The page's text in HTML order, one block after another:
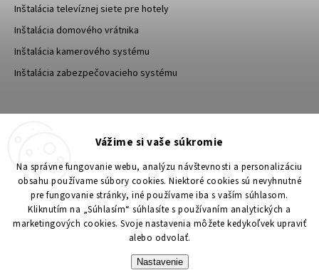
Vážime si vaše súkromie
Na správne fungovanie webu, analýzu návštevnosti a personalizáciu
obsahu používame súbory cookies. Niektoré cookies sú nevyhnutné
pre fungovanie stránky, iné používame iba s vaším súhlasom.
Kliknutím na „Súhlasím“ súhlasíte s používaním analytických a
marketingových cookies. Svoje nastavenia môžete kedykoľvek upraviť
alebo odvolať.
Nastavenie
Inštalácia televíznej siete pre hotely
Inštalácia domového vrátnika
Inštalácia kamerového systému
Inštalácia zabezpečovacieho systému